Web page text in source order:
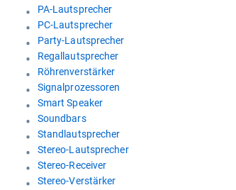
PA-Lautsprecher
PC-Lautsprecher
Party-Lautsprecher
Regallautsprecher
Röhrenverstärker
Signalprozessoren
Smart Speaker
Soundbars
Standlautsprecher
Stereo-Lautsprecher
Stereo-Receiver
Stereo-Verstärker